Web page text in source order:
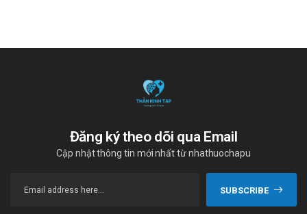
Đăng ký theo dõi qua Email
Cập nhật thông tin mới nhất từ nhathuochapu
SUBSCRIBE